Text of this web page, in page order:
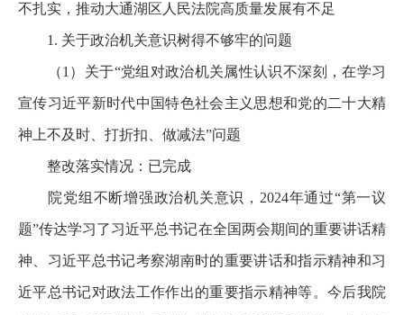
不扎实，推动大通湖区人民法院高质量发展有不足
1. 关于政治机关意识树得不够牢的问题
（1）关于“党组对政治机关属性认识不深刻，在学习
宣传习近平新时代中国特色社会主义思想和党的二十大精
神上不及时、打折扣、做减法”问题
整改落实情况：已完成
院党组不断增强政治机关意识，2024年通过“第一议
题”传达学习了习近平总书记在全国两会期间的重要讲话精
神、习近平总书记考察湖南时的重要讲话和指示精神和习
近平总书记对政法工作作出的重要指示精神等。今后我院